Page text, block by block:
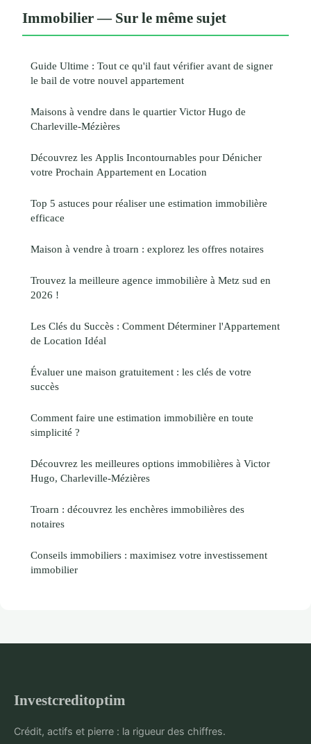
Immobilier — Sur le même sujet
Guide Ultime : Tout ce qu'il faut vérifier avant de signer
le bail de votre nouvel appartement
Maisons à vendre dans le quartier Victor Hugo de
Charleville-Mézières
Découvrez les Applis Incontournables pour Dénicher
votre Prochain Appartement en Location
Top 5 astuces pour réaliser une estimation immobilière
efficace
Maison à vendre à troarn : explorez les offres notaires
Trouvez la meilleure agence immobilière à Metz sud en
2026 !
Les Clés du Succès : Comment Déterminer l'Appartement
de Location Idéal
Évaluer une maison gratuitement : les clés de votre
succès
Comment faire une estimation immobilière en toute
simplicité ?
Découvrez les meilleures options immobilières à Victor
Hugo, Charleville-Mézières
Troarn : découvrez les enchères immobilières des
notaires
Conseils immobiliers : maximisez votre investissement
immobilier
Investcreditoptim
Crédit, actifs et pierre : la rigueur des chiffres.